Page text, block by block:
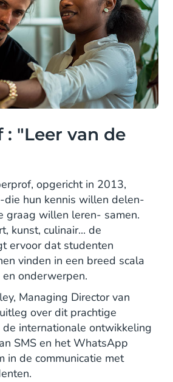
: "Leer van de
opgericht in 2013,
die hun kennis willen delen-
graag willen leren- samen.
kunst, culinair... de
ervoor dat studenten
vinden in een breed scala
onderwerpen.
Managing Director van
over dit prachtige
internationale ontwikkeling
SMS en het WhatsApp
in de communicatie met